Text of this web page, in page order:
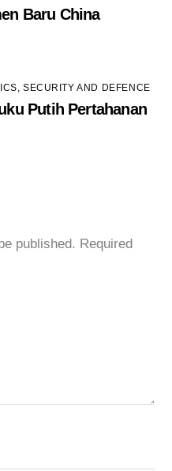
Baru China
SECURITY AND DEFENCE
Putih Pertahanan
published. Required